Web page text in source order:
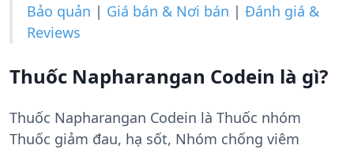
Bảo quản | Giá bán & Nơi bán | Đánh giá &
Reviews
Thuốc Napharangan Codein là gì?
Thuốc Napharangan Codein là Thuốc nhóm
Thuốc giảm đau, hạ sốt, Nhóm chống viêm